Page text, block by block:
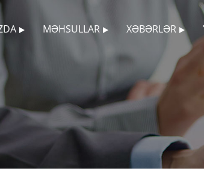
MƏHSULLAR XƏBƏRLƏR